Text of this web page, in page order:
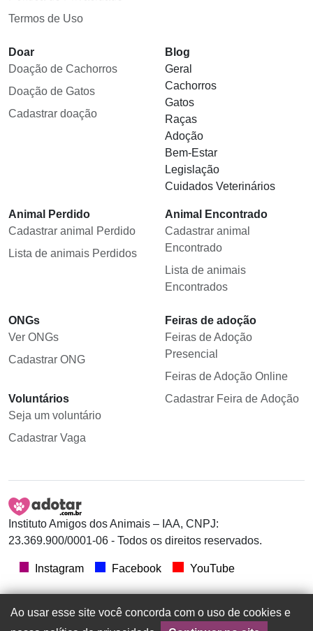
Termos de Uso
Doar
Doação de Cachorros
Doação de Gatos
Cadastrar doação
Blog
Geral
Cachorros
Gatos
Raças
Adoção
Bem-Estar
Legislação
Cuidados Veterinários
Animal Perdido
Cadastrar animal Perdido
Lista de animais Perdidos
Animal Encontrado
Cadastrar animal
Encontrado
Lista de animais
Encontrados
ONGs
Ver ONGs
Cadastrar ONG
Voluntários
Seja um voluntário
Cadastrar Vaga
Feiras de adoção
Feiras de Adoção
Presencial
Feiras de Adoção Online
Cadastrar Feira de Adoção
Instituto Amigos dos Animais – IAA, CNPJ:
23.369.900/0001-06 - Todos os direitos reservados.
Instagram Facebook YouTube
Ao usar esse site você concorda com o uso de cookies e